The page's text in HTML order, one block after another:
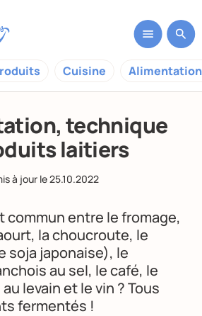
Cuisine
technique
laitiers
à jour le25.10.2022
commun entre le fromage,
la choucroute, le
soja japonaise), le
au sel, lecafé, le
levain et le vin ? Tous
fermentés !